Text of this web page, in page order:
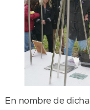
En nombre de